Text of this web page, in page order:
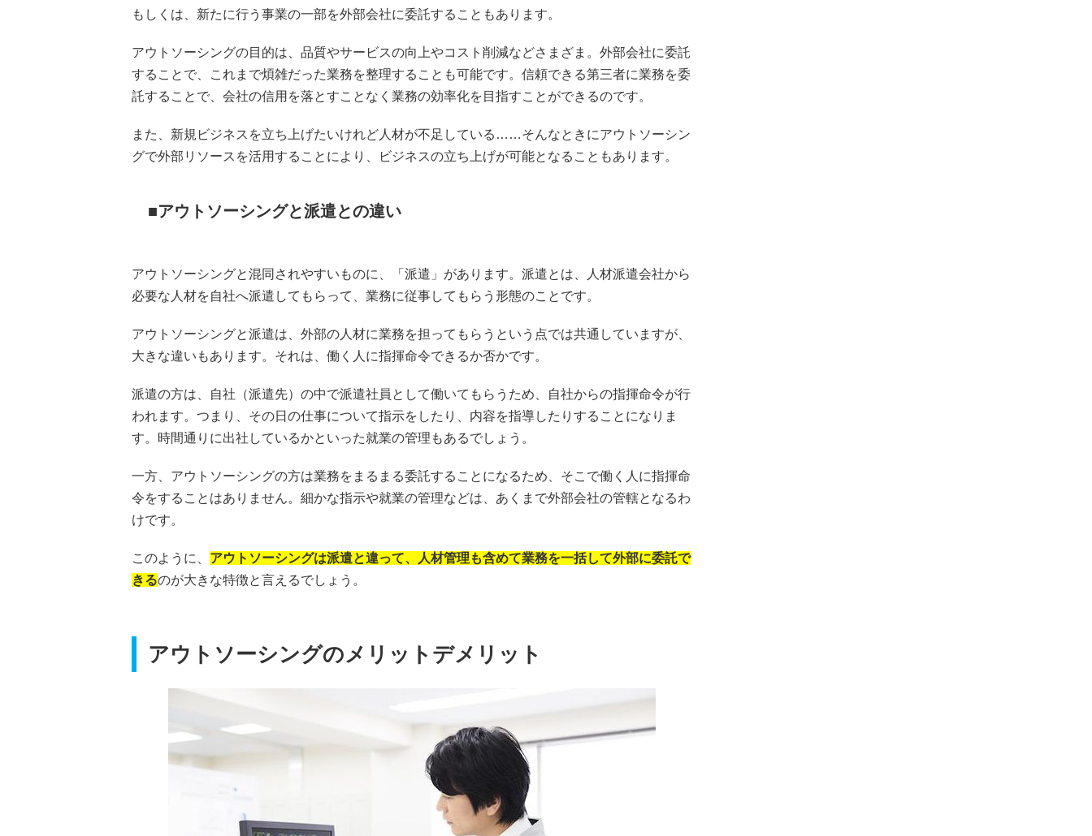
もしくは、新たに行う事業の一部を外部会社に委託することもあります。
アウトソーシングの目的は、品質やサービスの向上やコスト削減などさまざま。外部会社に委託
することで、これまで煩雑だった業務を整理することも可能です。信頼できる第三者に業務を委
託することで、会社の信用を落とすことなく業務の効率化を目指すことができるのです。
また、新規ビジネスを立ち上げたいけれど人材が不足している……そんなときにアウトソーシン
グで外部リソースを活用することにより、ビジネスの立ち上げが可能となることもあります。
アウトソーシングと派遣との違い
アウトソーシングと混同されやすいものに、「派遣」があります。派遣とは、人材派遣会社から
必要な人材を自社へ派遣してもらって、業務に従事してもらう形態のことです。
アウトソーシングと派遣は、外部の人材に業務を担ってもらうという点では共通していますが、
大きな違いもあります。それは、働く人に指揮命令できるか否かです。
派遣の方は、自社（派遣先）の中で派遣社員として働いてもらうため、自社からの指揮命令が行
われます。つまり、その日の仕事について指示をしたり、内容を指導したりすることになりま
す。時間通りに出社しているかといった就業の管理もあるでしょう。
一方、アウトソーシングの方は業務をまるまる委託することになるため、そこで働く人に指揮命
令をすることはありません。細かな指示や就業の管理などは、あくまで外部会社の管轄となるわ
けです。
このように、 アウトソーシングは派遣と違って、人材管理も含めて業務を一括して外部に委託で
きるのが大きな特徴と言えるでしょう。
アウトソーシングのメリットデメリット